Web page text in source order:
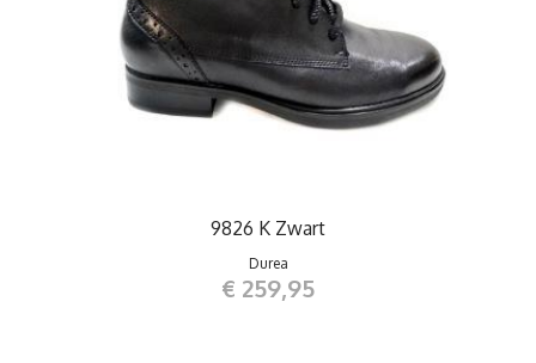
9826 K Zwart
Durea
€ 259,95